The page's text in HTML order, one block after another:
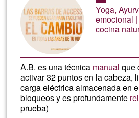
Yoga,
emocional
cocina
A.B. es una técnica manual que
activar 32 puntos en la cabeza,
carga eléctrica almacenada en
bloqueos y es profundamente
prueba)